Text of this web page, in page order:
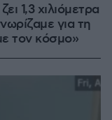
1,3 χιλιόμετρα
για τη
τον κόσμο»